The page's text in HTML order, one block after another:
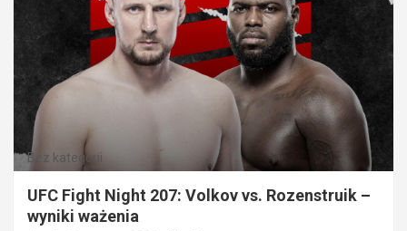
Bez kategorii
UFC Fight Night 207: Volkov vs. Rozenstruik –
wyniki ważenia